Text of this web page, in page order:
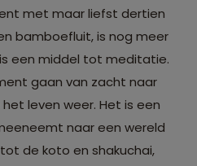
met maar liefst dertien
bamboefluit, is nog meer
een middel tot meditatie.
gaan van zacht naar
leven weer. Het is een
naar een wereld
de koto en shakuchai,